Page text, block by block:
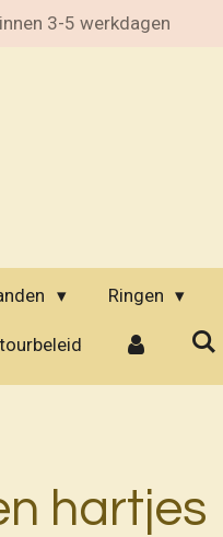
3-5 werkdagen
Ringen
hartjes